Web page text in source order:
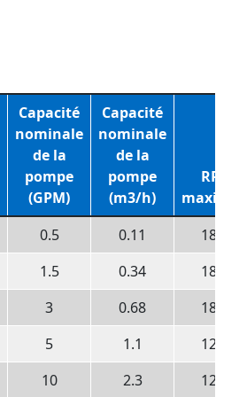
Capacité
nominale
de la
pompe
(GPM)
Capacité
nominale
de la
pompe
(m3/h)
RPM
0.5 0.11
1800
1.5 0.34
1800
3 0.68
1800
5 1.1
1200
10 2.3 1200